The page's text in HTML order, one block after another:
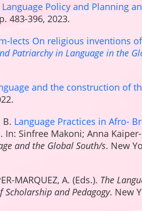
Policy and Planning
483-396, 2023.
lects On religious inventions
Patriarchy in Language in the
and the construction of
B. Language Practices in Afro-
. In: Sinfree Makoni; Anna
and the Global South/s. New
MARQUEZ, A. (Eds.). The
and Pedagogy. New